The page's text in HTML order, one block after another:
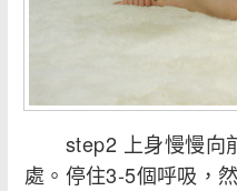
step2 上身慢慢向
處。停住3-5個呼吸，